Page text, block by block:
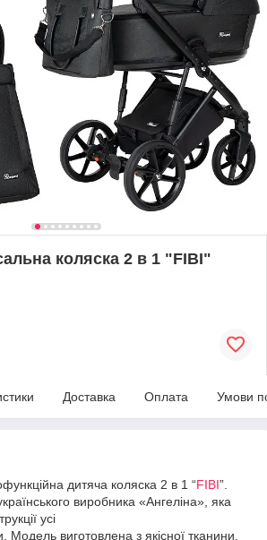
коляска 2 в 1 "FIBI"
Доставка Оплата Умови
дитяча коляска 2 в 1 “FIBI”.
виробника «Ангеліна», яка
усі
Модель виготовлена з якісної тканини,